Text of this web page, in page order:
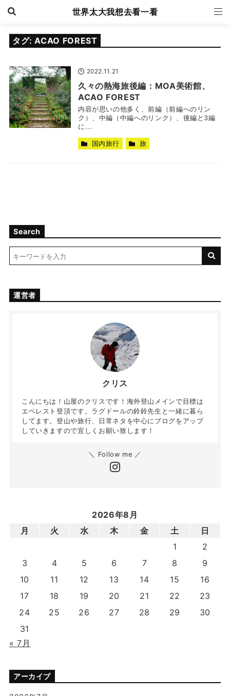
世界太大我想去看一看
タグ:ACAO FOREST
2022.11.21
久々の熱海旅後編：MOA美術館、
ACAO FOREST
内容が思いの他多く、前編（前編へのリン
ク）、中編（中編へのリンク）、後編と3編
に...
国内旅行 旅
Search
運営者
クリス
こんにちは！山屋のクリスです！海外登山メインで目標は
エベレスト登頂です。ラグドールの鈴鈴先生と一緒に暮ら
してます。登山や旅行、日常ネタを中心にブログをアップ
していきますので宜しくお願い致します！
＼ Follow me ／
2026年8月
月
火 水 木 金 土
日
1
2
3
4 5 6 7 8
9
10
11 12 13 14 15
16
17
18 19 20 21 22
23
24
25 26 27 28 29
30
31
« 7月
アーカイブ